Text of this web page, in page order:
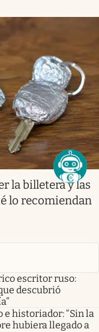
la billetera y las
lo recomiendan
escritor ruso:
descubrió
historiador: “Sin la
hubiera llegado a